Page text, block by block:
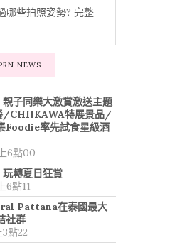
哪些拍照姿勢? 完整
NEWS
子同樂大激賞激送主題
/CHIIKAWA特展景品/
Foodie率先試食星級酒
6點00
轉夏日狂賞
6點11
Pattana在泰國最大
社群
點22